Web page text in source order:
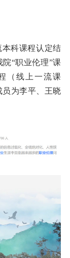
科课程认定结
“职业伦理”课
（线上一流课
为李平、王晓